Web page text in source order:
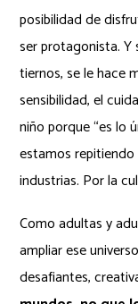
posibilidad de
ser protagonista. Y
tiernos, se le hace
sensibilidad, el
niño porque “es lo
estamos
industrias. Por la
Como adultas y
ampliar ese
desafiantes,